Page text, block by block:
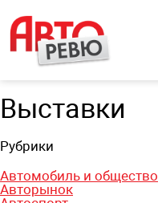
Выставки
Рубрики
Автомобиль и общество
Авторынок